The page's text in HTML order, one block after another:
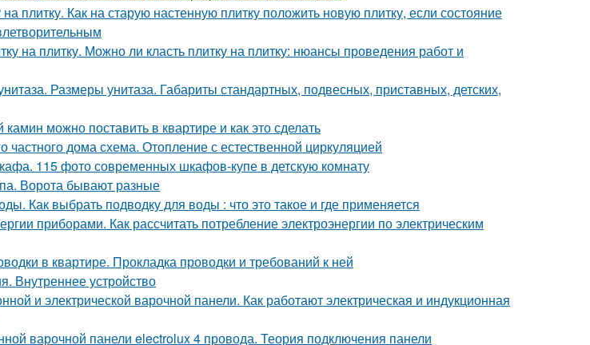
плитку. Как на старую настенную плитку положить новую плитку, если состояние
на плитку. Можно ли класть плитку на плитку: нюансы проведения работ и
Размеры унитаза. Габариты стандартных, подвесных, приставных, детских,
можно поставить в квартире и как это сделать
частного дома схема. Отопление с естественной циркуляцией
115 фото современных шкафов-купе в детскую комнату
Ворота бывают разные
Как выбрать подводку для воды : что это такое и где применяется
приборами. Как рассчитать потребление электроэнергии по электрическим
в квартире. Прокладка проводки и требований к ней
Внутреннее устройство
и электрической варочной панели. Как работают электрическая и индукционная
варочной панели electrolux 4 провода. Теория подключения панели